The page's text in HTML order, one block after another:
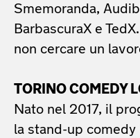
Smemoranda,
BarbascuraX e
non cercare un
TORINO COMEDY
Nato nel 2017, il
la stand-up